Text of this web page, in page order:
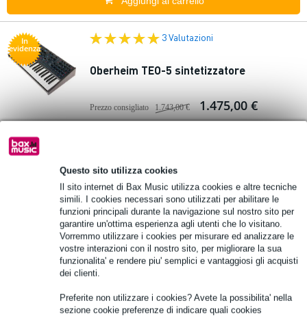
Questo sito utilizza cookies
Il sito internet di Bax Music utilizza cookies e altre tecniche
simili. I cookies necessari sono utilizzati per abilitare le
funzioni principali durante la navigazione sul nostro sito per
garantire un'ottima esperienza agli utenti che lo visitano.
Vorremmo utilizzare i cookies per misurare ed analizzare le
vostre interazioni con il nostro sito, per migliorare la sua
funzionalita' e rendere piu' semplici e vantaggiosi gli acquisti
dei clienti.
Preferite non utilizzare i cookies? Avete la possibilita' nella
sezione cookie preferenze di indicare quali cookies
In
evidenza
3 Valutazioni
Oberheim TEO-5 sintetizzatore
Prezzo consigliato 1.743,00 € 1.475,00 €
Korg microKORG 2 Vocoder/Synthesizer
Prezzo consigliato 611,00 € 498,00 €
Disponibile
Aggiungi al carrello